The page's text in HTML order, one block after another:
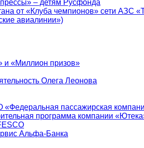
– детям Русфонда
от «Клуба чемпионов» сети АЗС
авиалинии»)
и «Миллион призов»
Олега Леонова
«Федеральная пассажирская
программа компании
Альфа-Банка